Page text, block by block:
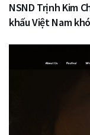
NSND Trịnh Kim
khấu Việt Nam